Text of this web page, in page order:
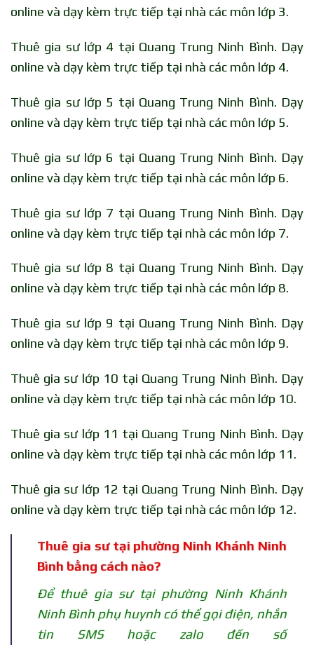
online và dạy kèm trực tiếp tại nhà các môn lớp 3.
Thuê gia sư lớp 4 tại Quang Trung Ninh Bình. Dạy
online và dạy kèm trực tiếp tại nhà các môn lớp 4.
Thuê gia sư lớp 5 tại Quang Trung Ninh Bình. Dạy
online và dạy kèm trực tiếp tại nhà các môn lớp 5.
Thuê gia sư lớp 6 tại Quang Trung Ninh Bình. Dạy
online và dạy kèm trực tiếp tại nhà các môn lớp 6.
Thuê gia sư lớp 7 tại Quang Trung Ninh Bình. Dạy
online và dạy kèm trực tiếp tại nhà các môn lớp 7.
Thuê gia sư lớp 8 tại Quang Trung Ninh Bình. Dạy
online và dạy kèm trực tiếp tại nhà các môn lớp 8.
Thuê gia sư lớp 9 tại Quang Trung Ninh Bình. Dạy
online và dạy kèm trực tiếp tại nhà các môn lớp 9.
Thuê gia sư lớp 10 tại Quang Trung Ninh Bình. Dạy
online và dạy kèm trực tiếp tại nhà các môn lớp 10.
Thuê gia sư lớp 11 tại Quang Trung Ninh Bình. Dạy
online và dạy kèm trực tiếp tại nhà các môn lớp 11.
Thuê gia sư lớp 12 tại Quang Trung Ninh Bình. Dạy
online và dạy kèm trực tiếp tại nhà các môn lớp 12.
Thuê gia sư tại phường Ninh Khánh Ninh
Bình bằng cách nào?
Để thuê gia sư tại phường Ninh Khánh
Ninh Bình phụ huynh có thể gọi điện, nhắn
tin SMS hoặc zalo đến số